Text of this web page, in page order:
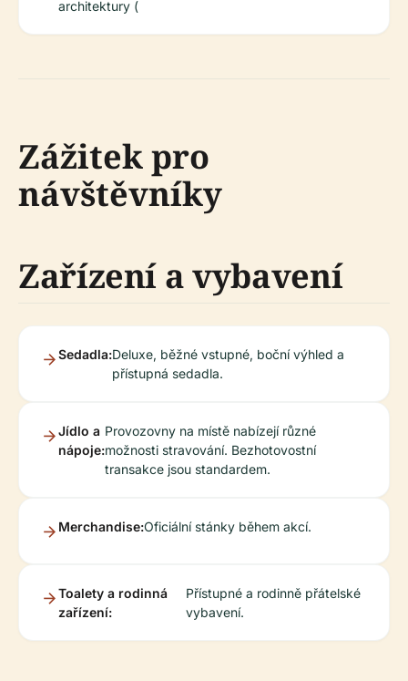
architektury (
Zážitek pro
návštěvníky
Zařízení a vybavení
Sedadla:Deluxe, běžné vstupné, boční výhled a
přístupná sedadla.
Jídlo a
nápoje:
Provozovny na místě nabízejí různé
možnosti stravování. Bezhotovostní
transakce jsou standardem.
Merchandise:Oficiální stánky během akcí.
Toalety a rodinná
zařízení:
Přístupné a rodinně přátelské
vybavení.